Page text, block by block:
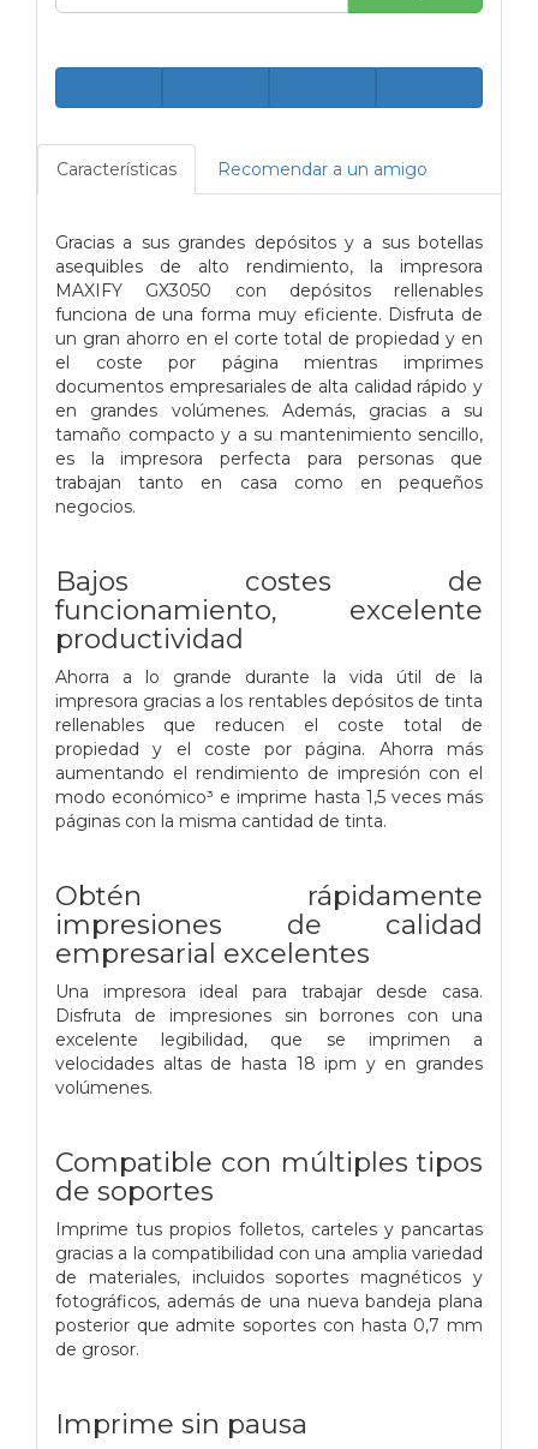
Características Recomendar a un amigo
Gracias a sus grandes depósitos y a sus botellas
asequibles de alto rendimiento, la impresora
MAXIFY GX3050 con depósitos rellenables
funciona de una forma muy eficiente. Disfruta de
un gran ahorro en el corte total de propiedad y en
el coste por página mientras imprimes
documentos empresariales de alta calidad rápido y
en grandes volúmenes. Además, gracias a su
tamaño compacto y a su mantenimiento sencillo,
es la impresora perfecta para personas que
trabajan tanto en casa como en pequeños
negocios.
Bajos costes de
funcionamiento, excelente
productividad
Ahorra a lo grande durante la vida útil de la
impresora gracias a los rentables depósitos de tinta
rellenables que reducen el coste total de
propiedad y el coste por página. Ahorra más
aumentando el rendimiento de impresión con el
modo económico³ e imprime hasta 1,5 veces más
páginas con la misma cantidad de tinta.
Obtén rápidamente
impresiones de calidad
empresarial excelentes
Una impresora ideal para trabajar desde casa.
Disfruta de impresiones sin borrones con una
excelente legibilidad, que se imprimen a
velocidades altas de hasta 18 ipm y en grandes
volúmenes.
Compatible con múltiples tipos
de soportes
Imprime tus propios folletos, carteles y pancartas
gracias a la compatibilidad con una amplia variedad
de materiales, incluidos soportes magnéticos y
fotográficos, además de una nueva bandeja plana
posterior que admite soportes con hasta 0,7 mm
de grosor.
Imprime sin pausa